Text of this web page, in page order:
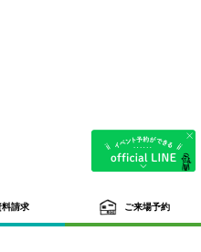
料請求 ご来場予約